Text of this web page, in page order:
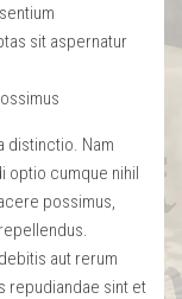
sit aspernatur
distinctio. Nam
optio cumque nihil
possimus,
aut rerum
repudiandae sint et